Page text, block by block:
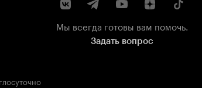
Мы всегда готовы вам помочь.
Задать вопрос